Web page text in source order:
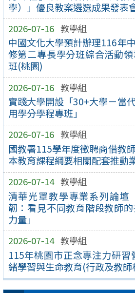
學）」優良教案遴選成果發表
2026-07-16 教學組
中國文化大學預計辦理116年
修第二專長學分班綜合活動
班(桃園)
2026-07-16 教學組
實踐大學開設「30+大學－當
用學分學程專班」
2026-07-16 教學組
國教署115學年度徵聘商借教
本教育課程綱要相關配套推動
2026-07-14 教學組
清華光罩教學專業系列論壇
韌：看見不同教育階段教師
力量」
2026-07-14 教學組
115年桃園市正念專注力研習
緒學習與生命教育(行政及教師